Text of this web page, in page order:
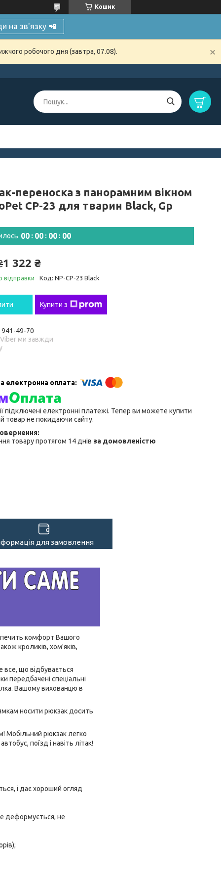
Кошик
на зв'язку 📲
робочого дня (завтра, 07.08).
переноска з панорамним вікном
CP-23 для тварин Black, Gp
00 00 00 00
1 322 ₴
відправки Код: NP-CP-23 Black
Купити з
941-49-70
ми завжди
підключені електронні платежі. Тепер ви можете купити
товар не покидаючи сайту.
товару протягом 14 днів за домовленістю
для замовлення
комфорт Вашого
кроликів, хом'яків,
що відбувається
передбачені спеціальні
Вашому вихованцю в
носити рюкзак досить
Мобільний рюкзак легко
поїзд і навіть літак!
і дає хороший огляд
деформується, не